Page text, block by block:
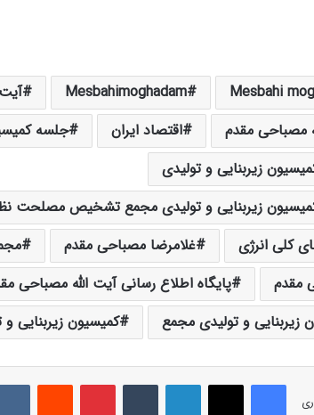
Mesbahi
Mesbahimoghadam
مصباحی مقدم
اقتصاد ایران
جلسه
زیربنایی و تولیدی
زیربنایی و تولیدی مجمع تشخیص مصلحت
کلی انرژی
غلامرضا مصباحی مقدم
مقدم
پایگاه اطلاع رسانی آیت الله مصباحی
زیربنایی و تولیدی مجمع
کمیسیون
فیس بوک لینکدین ‫پین‌ترست ‫رددیت